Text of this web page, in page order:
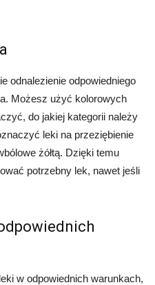
odnalezienie odpowiedniego
Możesz użyć kolorowych
do jakiej kategorii należy
leki na przeziębienie
żółtą. Dzięki temu
potrzebny lek, nawet jeśli
w odpowiednich warunkach,